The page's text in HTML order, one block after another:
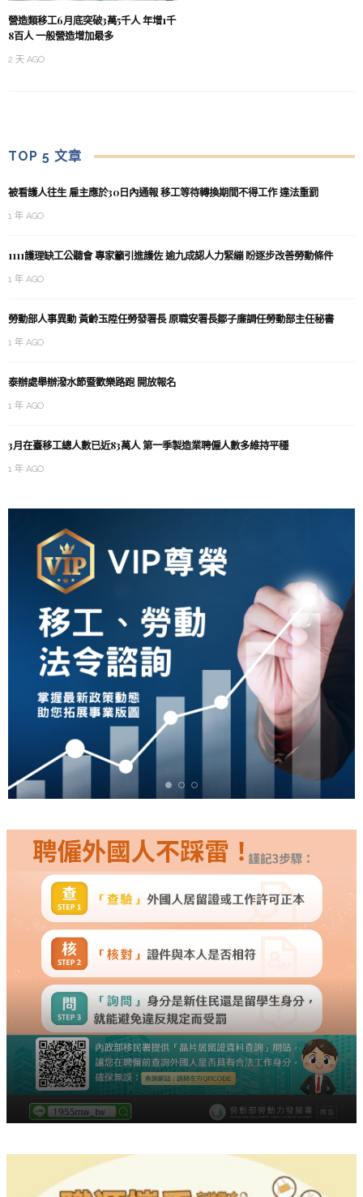
營造類移工6月底突破3萬5千人 年增1千
8百人 一般營造增加最多
2 天 AGO
TOP 5 文章
被看護人往生 雇主應於30日內通報 移工等待轉換期間不得工作 違法重罰
1 年 AGO
1111護理缺工公聽會 專家籲引進護佐 逾九成認人力緊繃 盼逐步改善勞動條件
1 年 AGO
勞動部人事異動 黃齡玉陞任勞發署長 原職安署長鄒子廉調任勞動部主任秘書
1 年 AGO
泰辦處舉辦潑水節暨歡樂路跑 開放報名
1 年 AGO
3月在臺移工總人數已近83萬人 第一季製造業聘僱人數多維持平穩
1 年 AGO